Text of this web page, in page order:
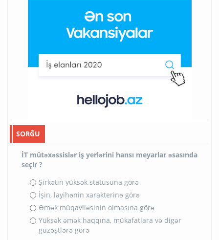
SORĞU
İT mütəxəssislər iş yerlərini hansı meyarlar əsasında
seçir ?
Şirkətin yüksək statusuna görə
İşin, layihənin xarakterinə görə
Əmək müqaviləsinin olmasına görə
Yüksək əmək haqqına, mükafatlara və digər
güzəştlərə görə